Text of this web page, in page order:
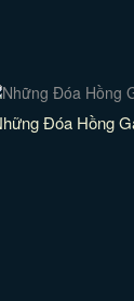
Đóa Hồng